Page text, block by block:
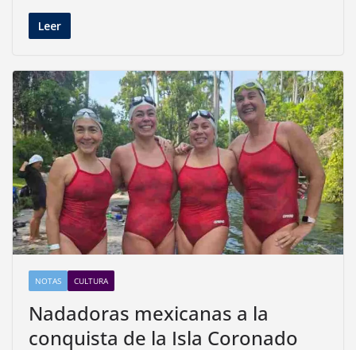
Leer
NOTAS CULTURA
Nadadoras mexicanas a la
conquista de la Isla Coronado